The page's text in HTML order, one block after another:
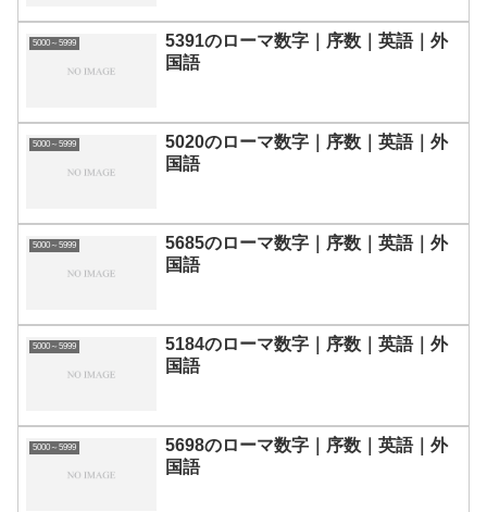
5000～5999
5391のローマ数字｜序数｜英語｜外
国語
5000～5999
5020のローマ数字｜序数｜英語｜外
国語
5000～5999
5685のローマ数字｜序数｜英語｜外
国語
5000～5999
5184のローマ数字｜序数｜英語｜外
国語
5000～5999
5698のローマ数字｜序数｜英語｜外
国語